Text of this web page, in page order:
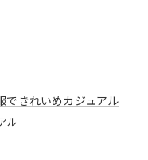
できれいめカジュアル
ル